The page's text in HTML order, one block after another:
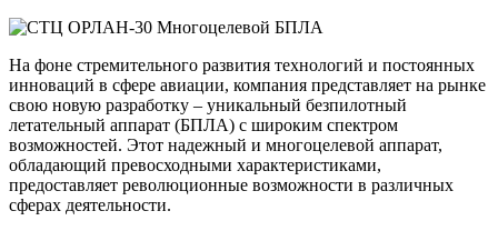
На фоне стремительного развития технологий и постоянных
инноваций в сфере авиации, компания представляет на рынке
свою новую разработку – уникальный безпилотный
летательный аппарат (БПЛА) с широким спектром
возможностей. Этот надежный и многоцелевой аппарат,
обладающий превосходными характеристиками,
предоставляет революционные возможности в различных
сферах деятельности.